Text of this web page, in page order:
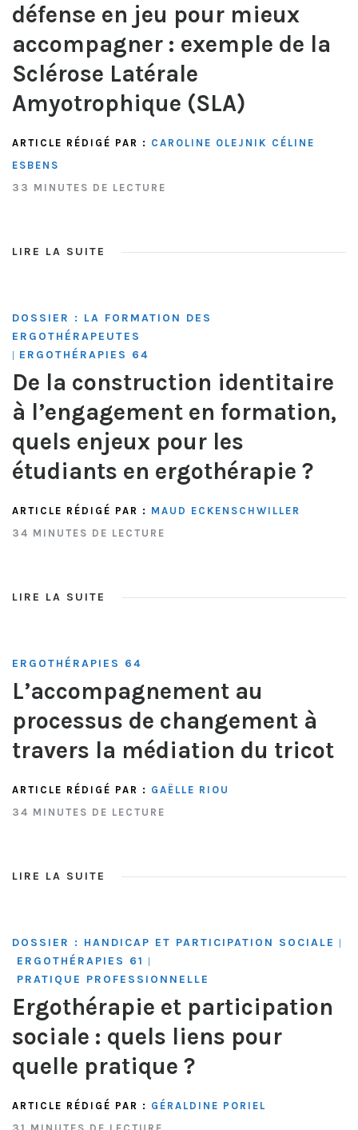
défense en jeu pour mieux
accompagner : exemple de la
Sclérose Latérale
Amyotrophique (SLA)
ARTICLE RÉDIGÉ PAR : CAROLINE OLEJNIK CÉLINE
ESBENS
33 MINUTES DE LECTURE
LIRE LA SUITE
DOSSIER : LA FORMATION DES
ERGOTHÉRAPEUTES
ERGOTHÉRAPIES 64
De la construction identitaire
à l’engagement en formation,
quels enjeux pour les
étudiants en ergothérapie ?
ARTICLE RÉDIGÉ PAR : MAUD ECKENSCHWILLER
34 MINUTES DE LECTURE
LIRE LA SUITE
ERGOTHÉRAPIES 64
L’accompagnement au
processus de changement à
travers la médiation du tricot
ARTICLE RÉDIGÉ PAR : GAËLLE RIOU
34 MINUTES DE LECTURE
LIRE LA SUITE
DOSSIER : HANDICAP ET PARTICIPATION SOCIALE
ERGOTHÉRAPIES 61
PRATIQUE PROFESSIONNELLE
Ergothérapie et participation
sociale : quels liens pour
quelle pratique ?
ARTICLE RÉDIGÉ PAR : GÉRALDINE PORIEL